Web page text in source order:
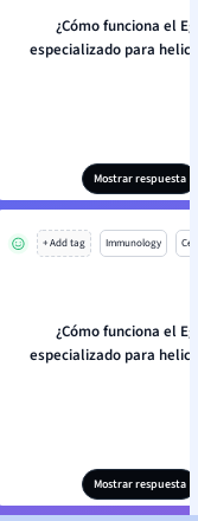
¿Cómo funciona el
especializado para
Mostrar respuesta
+ Add tag Immunology
¿Cómo funciona el
especializado para
Mostrar respuesta